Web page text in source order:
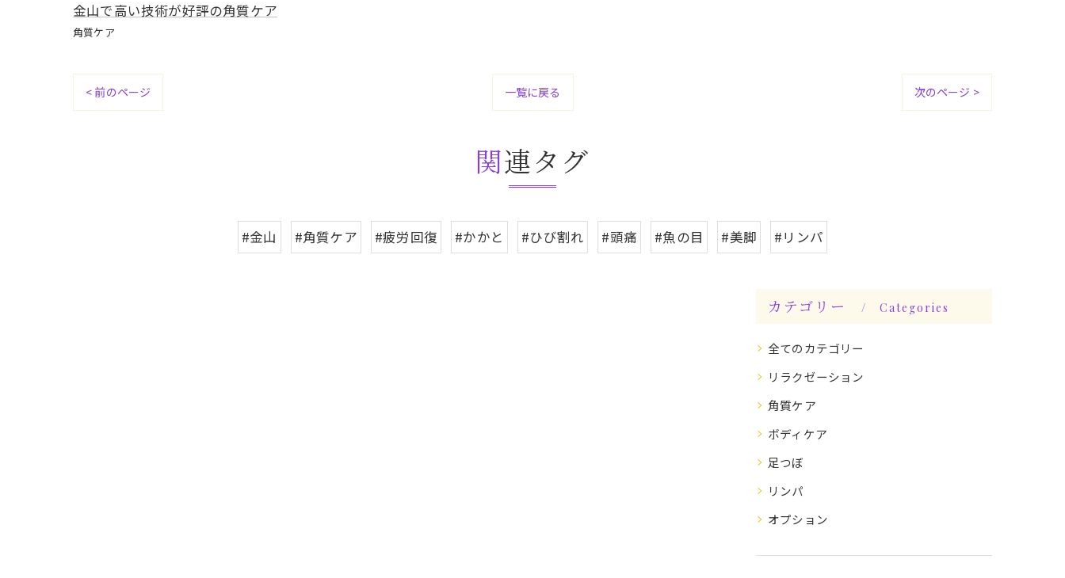
金山で高い技術が好評の角質ケア
角質ケア
< 前のページ 一覧に戻る 次のページ >
関連タグ
#金山 #角質ケア #疲労回復 #かかと #ひび割れ #頭痛 #魚の目 #美脚 #リンパ
カテゴリー Categories
全てのカテゴリー
リラクゼーション
角質ケア
ボディケア
足つぼ
リンパ
オプション